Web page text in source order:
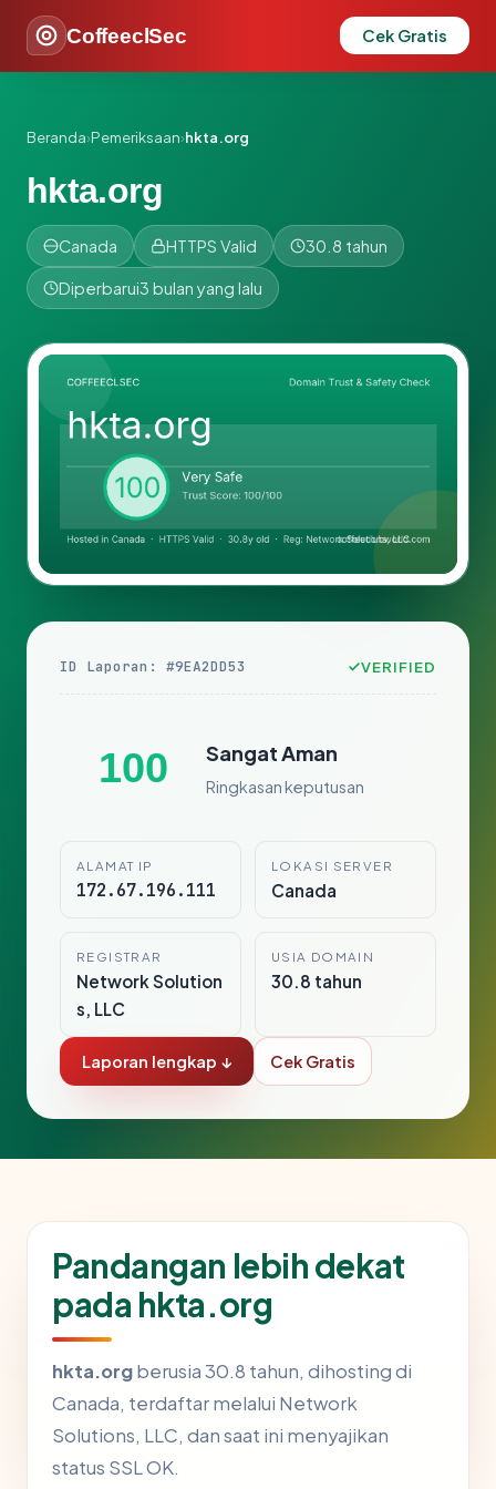
CoffeeclSec Cek Gratis
Beranda›Pemeriksaan›hkta.org
hkta.org
Canada HTTPS Valid 30.8 tahun
Diperbarui3 bulan yang lalu
ID Laporan: #9EA2DD53 VERIFIED
100 Sangat Aman
Ringkasan keputusan
ALAMAT IP
172.67.196.111
LOKASI SERVER
Canada
REGISTRAR
Network Solution
s, LLC
USIA DOMAIN
30.8 tahun
Laporan lengkap ↓ Cek Gratis
Pandangan lebih dekat
pada hkta.org
hkta.orgberusia 30.8 tahun, dihosting di
Canada, terdaftar melalui Network
Solutions, LLC, dan saat ini menyajikan
status SSL OK.